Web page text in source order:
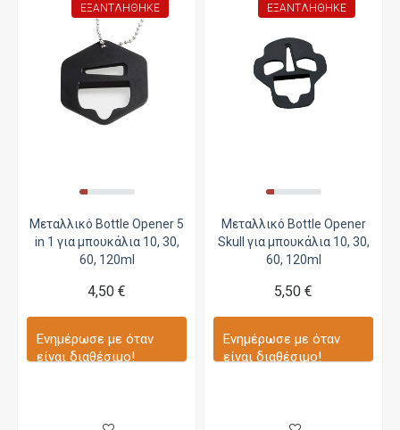
ΕΞΑΝΤΛΉΘΗΚΕ
Μεταλλικό Bottle Opener 5
in 1 για μπουκάλια 10, 30,
60, 120ml
4,50 €
Ενημέρωσε με όταν
είναι διαθέσιμο!
ΕΞΑΝΤΛΉΘΗΚΕ
Μεταλλικό Bottle Opener
Skull για μπουκάλια 10, 30,
60, 120ml
5,50 €
Ενημέρωσε με όταν
είναι διαθέσιμο!